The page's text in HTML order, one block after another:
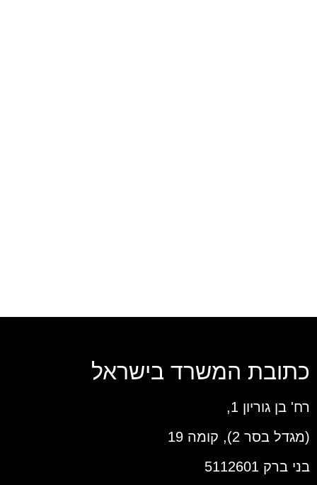
כתובת המשרד בישראל
רח' בן גוריון 1,
(מגדל בסר 2), קומה 19
בני ברק 5112601